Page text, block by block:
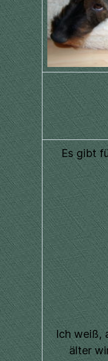
Es gibt
Ich weiß,
älter